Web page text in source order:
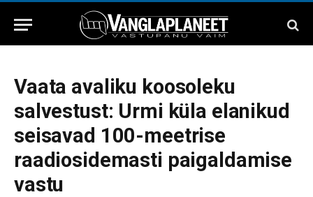
Vaata avaliku koosoleku
salvestust: Urmi küla elanikud
seisavad 100-meetrise
raadiosidemasti paigaldamise
vastu